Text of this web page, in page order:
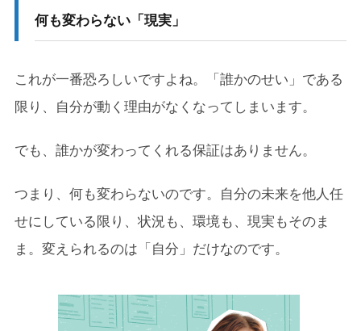
何も変わらない「現実」
これが一番恐ろしいですよね。「誰かのせい」である
限り、自分が動く理由がなくなってしまいます。
でも、誰かが変わってくれる保証はありません。
つまり、何も変わらないのです。自分の未来を他人任
せにしている限り、状況も、環境も、現実もそのま
ま。変えられるのは「自分」だけなのです。